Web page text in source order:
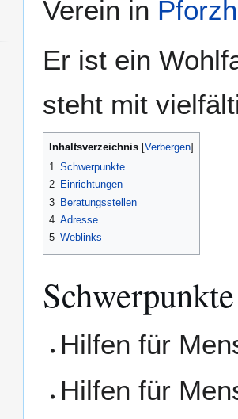
Verein in
Er ist ein
steht mit
Inhaltsverzeichnis
1 Schwerpunkte
2 Einrichtungen
3 Beratungsstellen
4 Adresse
5 Weblinks
Schwerpunkte
Hilfen für
Hilfen für